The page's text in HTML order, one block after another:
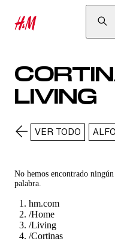
LIVING
VER TODO
No hemos encontrado
palabra.
hm.com
/Home
/Living
/Cortinas